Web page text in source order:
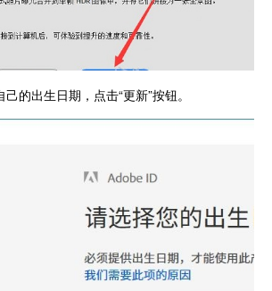
的出生日期，点击“更新”按钮。